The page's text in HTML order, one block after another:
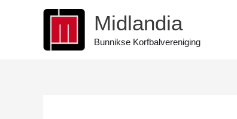
Midlandia
Bunnikse Korfbalvereniging